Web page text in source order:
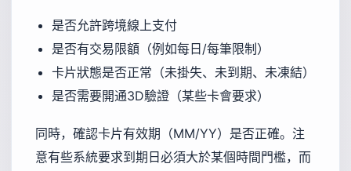
是否允許跨境線上支付
是否有交易限額（例如每日/每筆限制）
卡片狀態是否正常（未掛失、未到期、未凍結）
是否需要開通3D驗證（某些卡會要求）
同時，確認卡片有效期（MM/YY）是否正確。注
意有些系統要求到期日必須大於某個時間門檻，而